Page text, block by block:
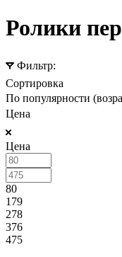
Ролики
Фильтр:
Сортировка
По популярности
Цена
Цена
80
179
278
376
475